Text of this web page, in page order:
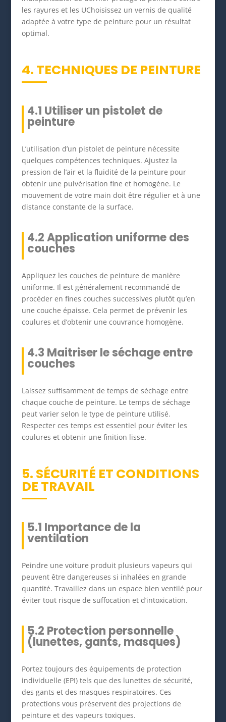
les rayures et les UChoisissez un vernis de qualité
adaptée à votre type de peinture pour un résultat
optimal.
4. TECHNIQUES DE PEINTURE
4.1 Utiliser un pistolet de
peinture
L’utilisation d’un pistolet de peinture nécessite
quelques compétences techniques. Ajustez la
pression de l’air et la fluidité de la peinture pour
obtenir une pulvérisation fine et homogène. Le
mouvement de votre main doit être régulier et à une
distance constante de la surface.
4.2 Application uniforme des
couches
Appliquez les couches de peinture de manière
uniforme. Il est généralement recommandé de
procéder en fines couches successives plutôt qu’en
une couche épaisse. Cela permet de prévenir les
coulures et d’obtenir une couvrance homogène.
4.3 Maitriser le séchage entre
couches
Laissez suffisamment de temps de séchage entre
chaque couche de peinture. Le temps de séchage
peut varier selon le type de peinture utilisé.
Respecter ces temps est essentiel pour éviter les
coulures et obtenir une finition lisse.
5. SÉCURITÉ ET CONDITIONS
DE TRAVAIL
5.1 Importance de la
ventilation
Peindre une voiture produit plusieurs vapeurs qui
peuvent être dangereuses si inhalées en grande
quantité. Travaillez dans un espace bien ventilé pour
éviter tout risque de suffocation et d’intoxication.
5.2 Protection personnelle
(lunettes, gants, masques)
Portez toujours des équipements de protection
individuelle (EPI) tels que des lunettes de sécurité,
des gants et des masques respiratoires. Ces
protections vous préservent des projections de
peinture et des vapeurs toxiques.